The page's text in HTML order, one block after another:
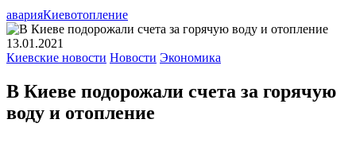
аварияКиевотопление
13.01.2021
Киевские новости Новости Экономика
В Киеве подорожали счета за горячую
воду и отопление